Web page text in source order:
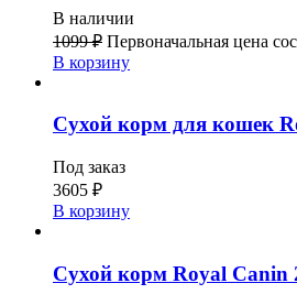
В наличии
1099₽ Первоначальная цена
В корзину
Сухой корм для кошек
Под заказ
3605 ₽
В корзину
Сухой корм Royal Canin